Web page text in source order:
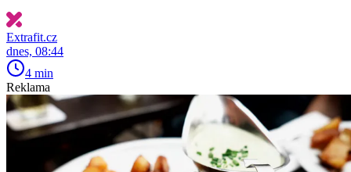
Extrafit.cz
dnes, 08:44
4 min
Reklama